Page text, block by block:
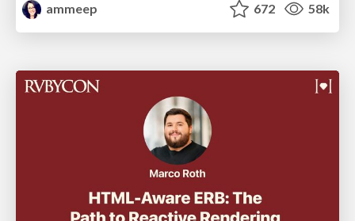
ammeep
672 58k